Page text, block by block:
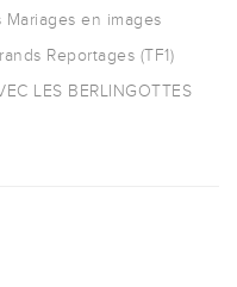
en images
Reportages (TF1)
LES BERLINGOTTES